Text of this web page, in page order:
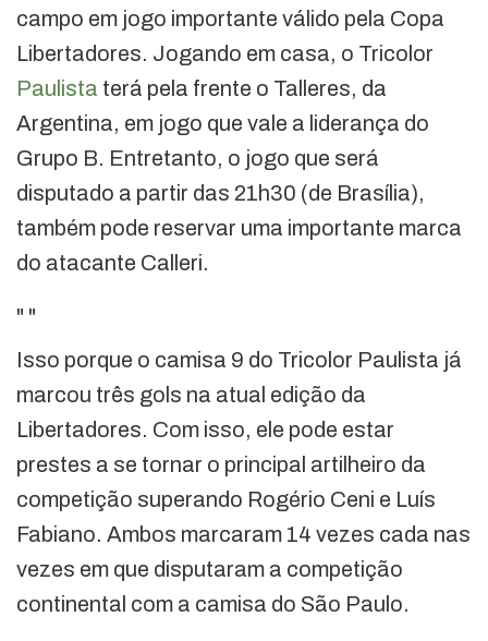
campo em jogo importante válido pela Copa
Libertadores. Jogando em casa, o Tricolor
Paulista terá pela frente o Talleres, da
Argentina, em jogo que vale a liderança do
Grupo B. Entretanto, o jogo que será
disputado a partir das 21h30 (de Brasília),
também pode reservar uma importante marca
do atacante Calleri.
" "
Isso porque o camisa 9 do Tricolor Paulista já
marcou três gols na atual edição da
Libertadores. Com isso, ele pode estar
prestes a se tornar o principal artilheiro da
competição superando Rogério Ceni e Luís
Fabiano. Ambos marcaram 14 vezes cada nas
vezes em que disputaram a competição
continental com a camisa do São Paulo.